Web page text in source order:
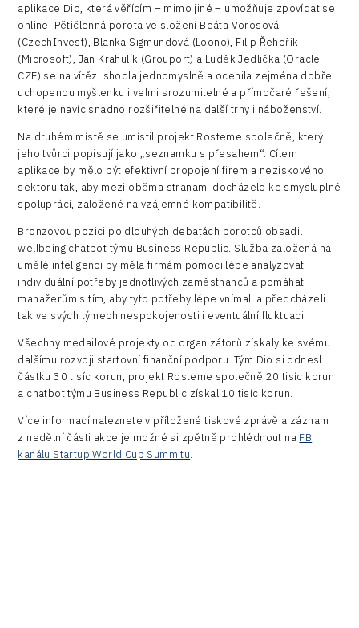
aplikace Dio, která věřícím – mimo jiné – umožňuje zpovídat se
online. Pětičlenná porota ve složení Beáta Vörösová
(CzechInvest), Blanka Sigmundová (Loono), Filip Řehořík
(Microsoft), Jan Krahulík (Grouport) a Luděk Jedlička (Oracle
CZE) se na vítězi shodla jednomyslně a ocenila zejména dobře
uchopenou myšlenku i velmi srozumitelné a přímočaré řešení,
které je navíc snadno rozšiřitelné na další trhy i náboženství.
Na druhém místě se umístil projekt Rosteme společně, který
jeho tvůrci popisují jako „seznamku s přesahem“. Cílem
aplikace by mělo být efektivní propojení firem a neziskového
sektoru tak, aby mezi oběma stranami docházelo ke smysluplné
spolupráci, založené na vzájemné kompatibilitě.
Bronzovou pozici po dlouhých debatách porotců obsadil
wellbeing chatbot týmu Business Republic. Služba založená na
umělé inteligenci by měla firmám pomoci lépe analyzovat
individuální potřeby jednotlivých zaměstnanců a pomáhat
manažerům s tím, aby tyto potřeby lépe vnímali a předcházeli
tak ve svých týmech nespokojenosti i eventuální fluktuaci.
Všechny medailové projekty od organizátorů získaly ke svému
dalšímu rozvoji startovní finanční podporu. Tým Dio si odnesl
částku 30 tisíc korun, projekt Rosteme společně 20 tisíc korun
a chatbot týmu Business Republic získal 10 tisíc korun.
Více informací naleznete v příložené tiskové zprávě a záznam
z nedělní části akce je možné si zpětně prohlédnout na FB
kanálu Startup World Cup Summitu.